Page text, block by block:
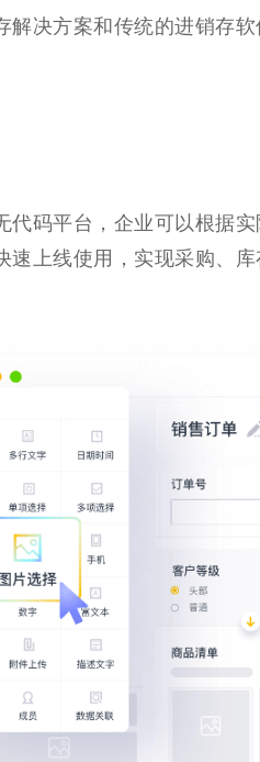
解决方案和传统的进销存
代码平台，企业可以根据
速上线使用 ，实现采购、